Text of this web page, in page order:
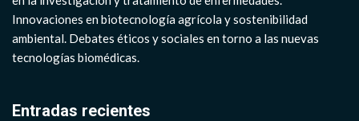
Innovaciones en biotecnología agrícola y sostenibilidad
ambiental. Debates éticos y sociales en torno a las nuevas
tecnologías biomédicas.
Entradas recientes